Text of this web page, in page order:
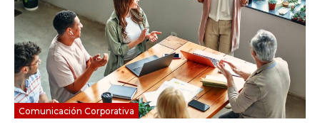
Comunicación Corporativa